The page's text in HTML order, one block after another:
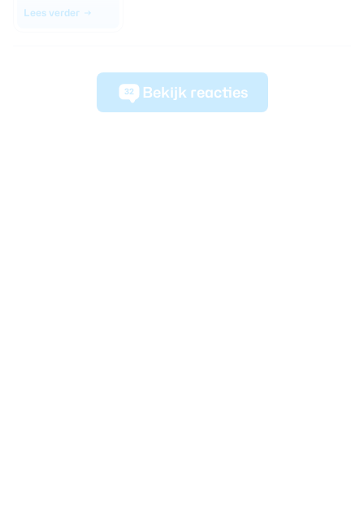
Lees verder
32 Bekijk reacties